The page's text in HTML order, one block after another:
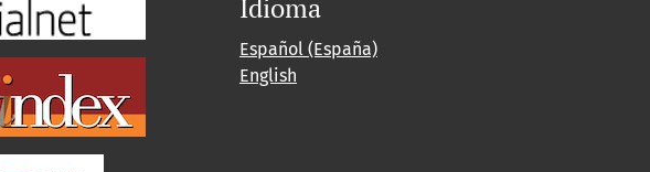
Idioma
Español (España)
English